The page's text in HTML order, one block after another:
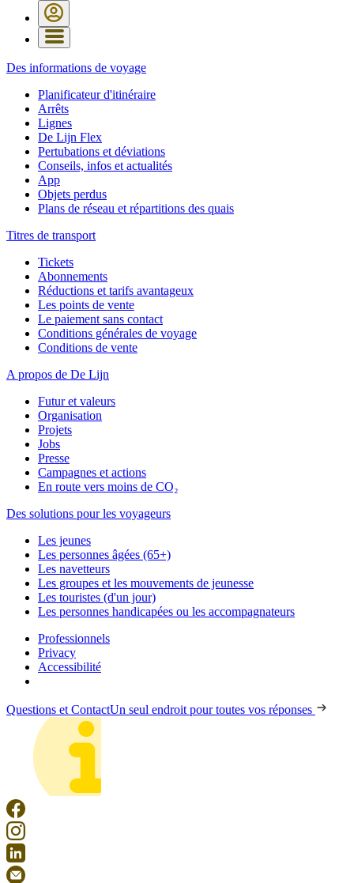
Des informations de voyage
Planificateur d'itinéraire
Arrêts
Lignes
De Lijn Flex
Pertubations et déviations
Conseils, infos et actualités
App
Objets perdus
Plans de réseau et répartitions des quais
Titres de transport
Tickets
Abonnements
Réductions et tarifs avantageux
Les points de vente
Le paiement sans contact
Conditions générales de voyage
Conditions de vente
A propos de De Lijn
Futur et valeurs
Organisation
Projets
Jobs
Presse
Campagnes et actions
En route vers moins de CO₂
Des solutions pour les voyageurs
Les jeunes
Les personnes âgées (65+)
Les navetteurs
Les groupes et les mouvements de jeunesse
Les touristes (d'un jour)
Les personnes handicapées ou les accompagnateurs
Professionnels
Privacy
Accessibilité
Questions et ContactUn seul endroit pour toutes vos réponses